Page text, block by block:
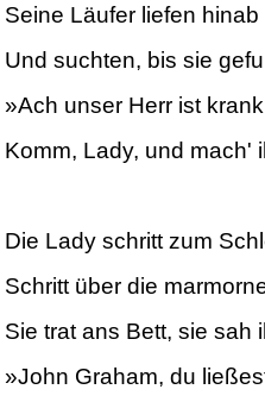
Seine Läufer liefen
Und suchten, bis sie
»Ach unser Herr ist
Komm, Lady, und mach'
Die Lady schritt zum
Schritt über die
Sie trat ans Bett, sie sah
»John Graham, du